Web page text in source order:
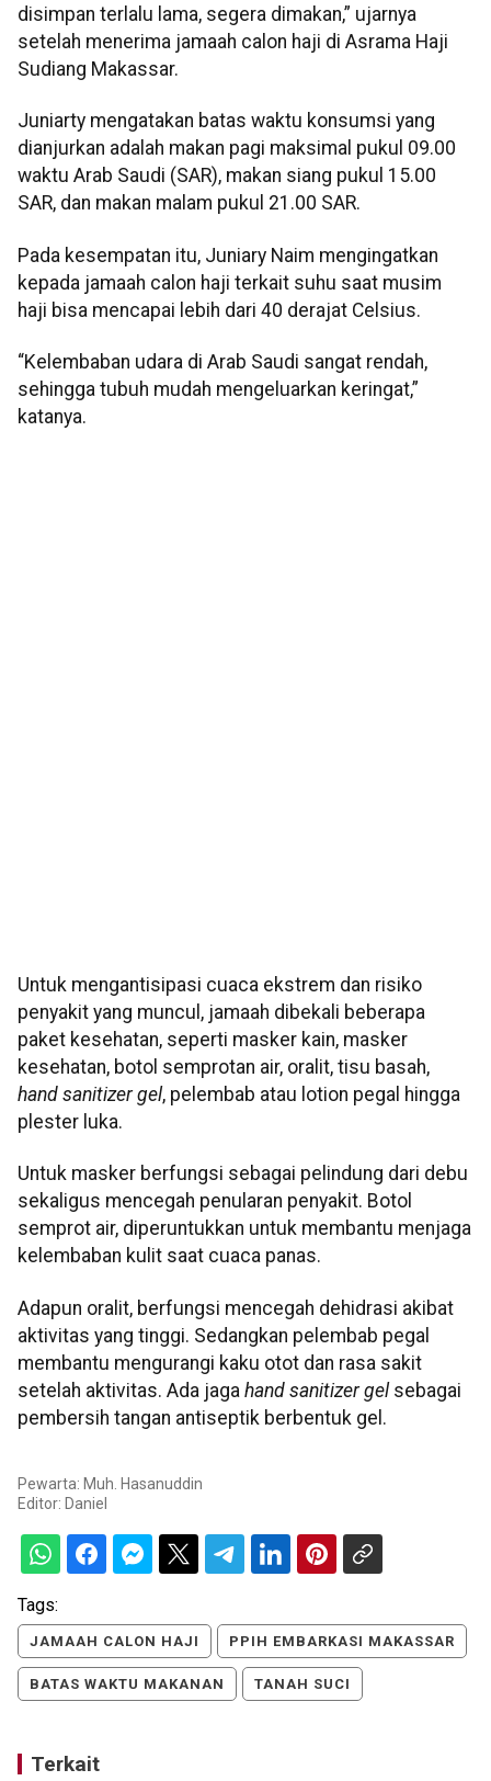
disimpan terlalu lama, segera dimakan,” ujarnya
setelah menerima jamaah calon haji di Asrama Haji
Sudiang Makassar.
Juniarty mengatakan batas waktu konsumsi yang
dianjurkan adalah makan pagi maksimal pukul 09.00
waktu Arab Saudi (SAR), makan siang pukul 15.00
SAR, dan makan malam pukul 21.00 SAR.
Pada kesempatan itu, Juniary Naim mengingatkan
kepada jamaah calon haji terkait suhu saat musim
haji bisa mencapai lebih dari 40 derajat Celsius.
“Kelembaban udara di Arab Saudi sangat rendah,
sehingga tubuh mudah mengeluarkan keringat,”
katanya.
Untuk mengantisipasi cuaca ekstrem dan risiko
penyakit yang muncul, jamaah dibekali beberapa
paket kesehatan, seperti masker kain, masker
kesehatan, botol semprotan air, oralit, tisu basah,
hand sanitizer gel, pelembab atau lotion pegal hingga
plester luka.
Untuk masker berfungsi sebagai pelindung dari debu
sekaligus mencegah penularan penyakit. Botol
semprot air, diperuntukkan untuk membantu menjaga
kelembaban kulit saat cuaca panas.
Adapun oralit, berfungsi mencegah dehidrasi akibat
aktivitas yang tinggi. Sedangkan pelembab pegal
membantu mengurangi kaku otot dan rasa sakit
setelah aktivitas. Ada jaga hand sanitizer gelsebagai
pembersih tangan antiseptik berbentuk gel.
Pewarta: Muh. Hasanuddin
Editor: Daniel
Tags:
JAMAAH CALON HAJI PPIH EMBARKASI MAKASSAR
BATAS WAKTU MAKANAN TANAH SUCI
Terkait